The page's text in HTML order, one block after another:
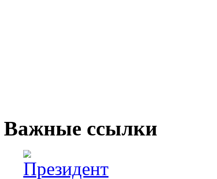
Важные ссылки